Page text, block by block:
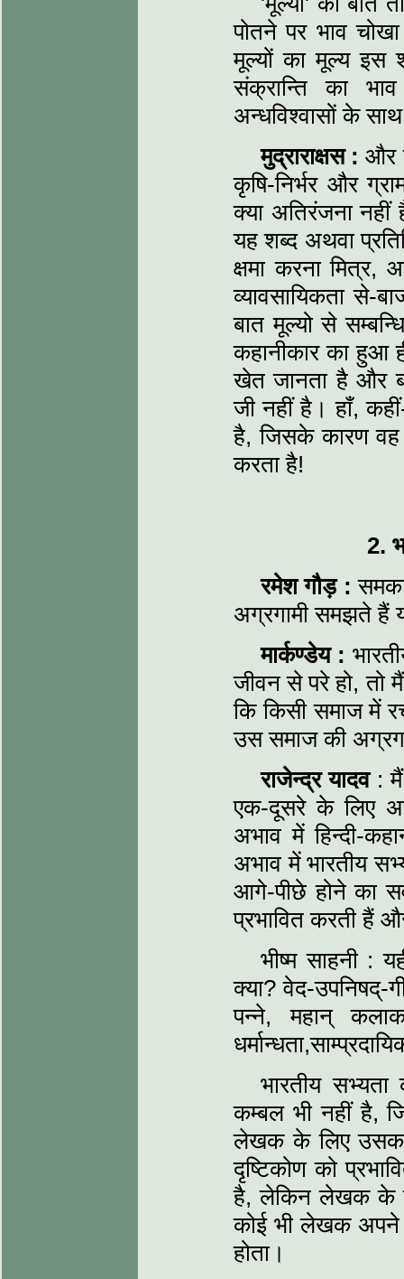
पोतने पर भाव
मूल्यों का मूल्य इस
संक्रान्ति का
अन्धविश्वासों के
मुद्राराक्षस : और
कृषि-निर्भर और
क्या अतिरंजना नहीं
यह शब्द अथवा
क्षमा करना मित्र,
व्यावसायिकता से-
बात मूल्यो से
कहानीकार का हुआ
खेत जानता है और
जी नहीं है। हाँ,
है, जिसके कारण
करता है!
2.
रमेश गौड़ :
अग्रगामी समझते हैं
मार्कण्डेय :
जीवन से परे हो, तो
कि किसी समाज में
उस समाज की
राजेन्द्र यादव :
एक-दूसरे के लिए
अभाव में हिन्दी-
अभाव में भारतीय
आगे-पीछे होने का
प्रभावित करती हैं
भीष्म साहनी :
क्या? वेद-उपनिषद्-
पन्ने, महान्
भारतीय
कम्बल भी नहीं है,
लेखक के लिए
दृष्टिकोण को
है, लेकिन लेखक के
कोई भी लेखक अपने
होता।